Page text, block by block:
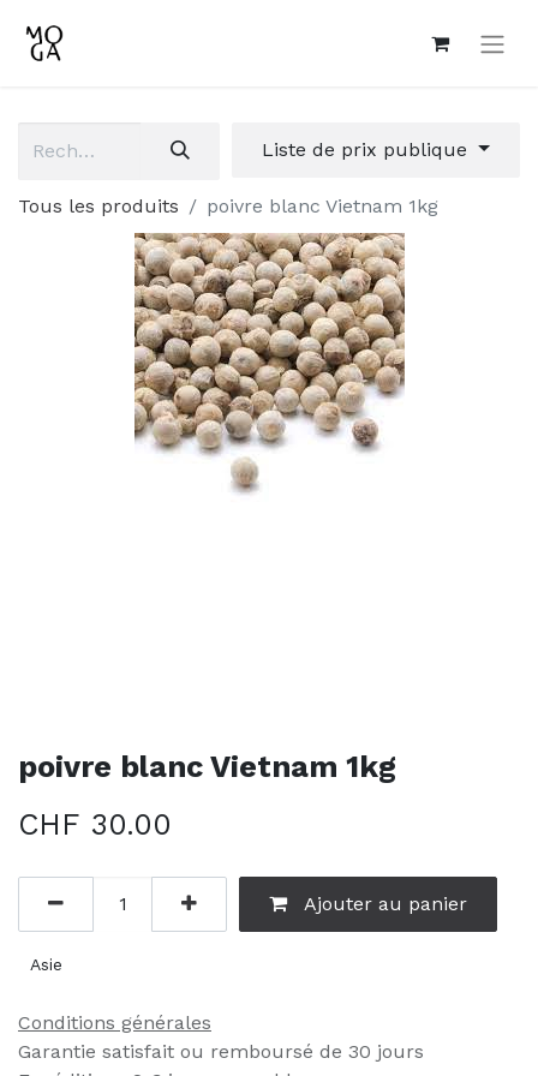
Liste de prix publique
Tous les produits poivre blanc Vietnam 1kg
poivre blanc Vietnam 1kg
CHF 30.00
Ajouter au panier
Asie
Conditions générales
Garantie satisfait ou remboursé de 30 jours